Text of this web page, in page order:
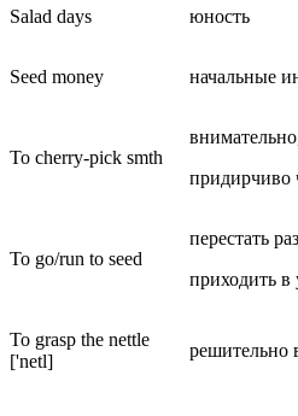
Salad days юность
Seed money начальные
To cherry-pick smth
придирчиво
To go/run to seed
перестать
приходить в
To grasp the nettle
['netl]
решительно